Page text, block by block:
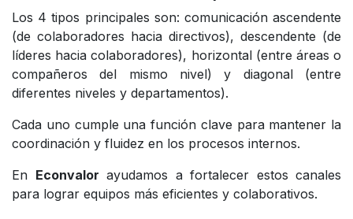
Los 4 tipos principales son: comunicación ascendente
(de colaboradores hacia directivos), descendente (de
líderes hacia colaboradores), horizontal (entre áreas o
compañeros del mismo nivel) y diagonal (entre
diferentes niveles y departamentos).
Cada uno cumple una función clave para mantener la
coordinación y fluidez en los procesos internos.
En Econvalor ayudamos a fortalecer estos canales
para lograr equipos más eficientes y colaborativos.